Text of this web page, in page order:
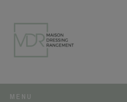
MENU